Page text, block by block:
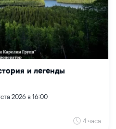
и легенды
2026 в 16:00
4 часа